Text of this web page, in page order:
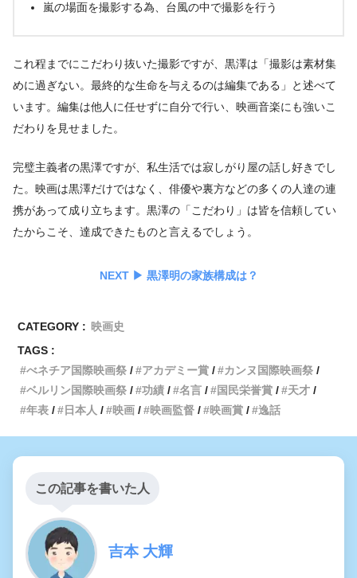
嵐の場面を撮影する為、台風の中で撮影を行う
これ程までにこだわり抜いた撮影ですが、黒澤は「撮影は素材集
めに過ぎない。最終的な生命を与えるのは編集である」と述べて
います。編集は他人に任せずに自分で行い、映画音楽にも強いこ
だわりを見せました。
完璧主義者の黒澤ですが、私生活では寂しがり屋の話し好きでし
た。映画は黒澤だけではなく、俳優や裏方などの多くの人達の連
携があって成り立ちます。黒澤の「こだわり」は皆を信頼してい
たからこそ、達成できたものと言えるでしょう。
NEXT ▶︎ 黒澤明の家族構成は？
CATEGORY : 映画史
TAGS :
べネチア国際映画祭
アカデミー賞
カンヌ国際映画祭
ベルリン国際映画祭
功績 名言 国民栄誉賞
天才
年表
日本人 映画 映画監督 映画賞 逸話
この記事を書いた人
吉本 大輝